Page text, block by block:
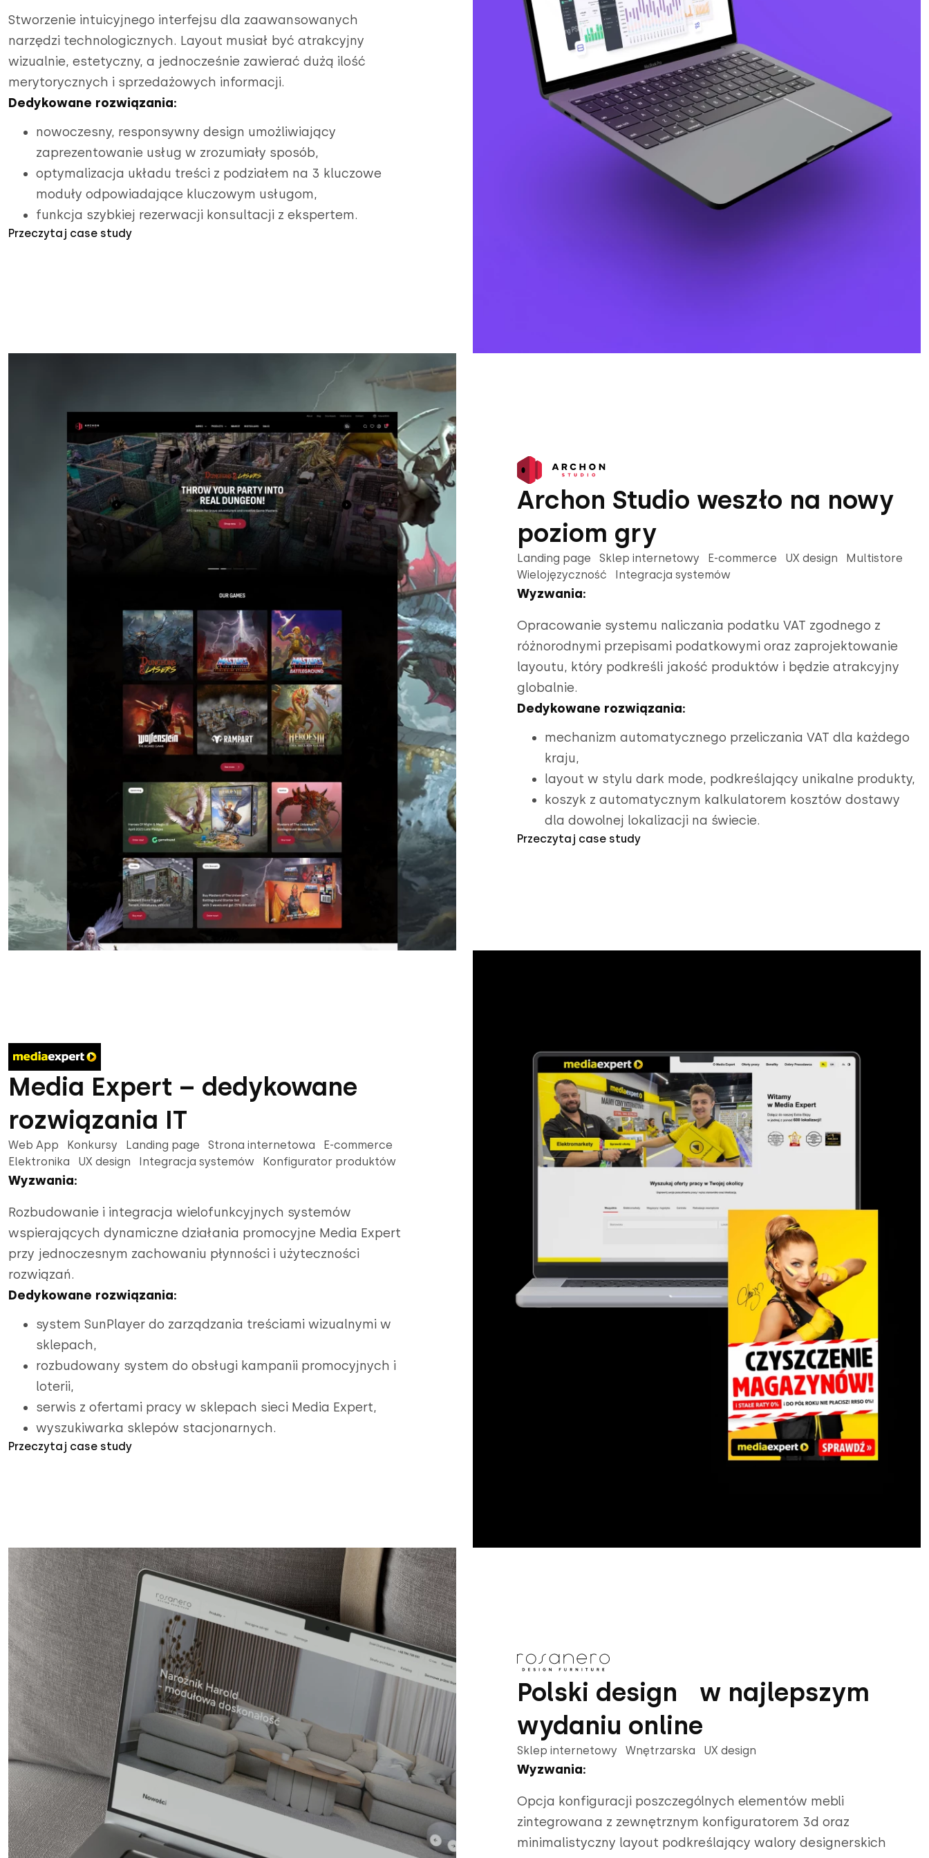
Stworzenie intuicyjnego interfejsu dla zaawansowanych
narzędzi technologicznych. Layout musiał być atrakcyjny
wizualnie, estetyczny, a jednocześnie zawierać dużą ilość
merytorycznych i sprzedażowych informacji.
Dedykowane rozwiązania:
nowoczesny, responsywny design umożliwiający
zaprezentowanie usług w zrozumiały sposób,
optymalizacja układu treści z podziałem na 3 kluczowe
moduły odpowiadające kluczowym usługom,
funkcja szybkiej rezerwacji konsultacji z ekspertem.
Przeczytaj case study
Archon Studio weszło na nowy
poziom gry
Landing page Sklep internetowy E-commerce UX design Multistore
Wielojęzyczność Integracja systemów
Wyzwania:
Opracowanie systemu naliczania podatku VAT zgodnego z
różnorodnymi przepisami podatkowymi oraz zaprojektowanie
layoutu, który podkreśli jakość produktów i będzie atrakcyjny
globalnie.
Dedykowane rozwiązania:
mechanizm automatycznego przeliczania VAT dla każdego
kraju,
layout w stylu dark mode, podkreślający unikalne produkty,
koszyk z automatycznym kalkulatorem kosztów dostawy
dla dowolnej lokalizacji na świecie.
Przeczytaj case study
Media Expert – dedykowane
rozwiązania IT
Web App Konkursy Landing page Strona internetowa E-commerce
Elektronika UX design Integracja systemów Konfigurator produktów
Wyzwania:
Rozbudowanie i integracja wielofunkcyjnych systemów
wspierających dynamiczne działania promocyjne Media Expert
przy jednoczesnym zachowaniu płynności i użyteczności
rozwiązań.
Dedykowane rozwiązania:
system SunPlayer do zarządzania treściami wizualnymi w
sklepach,
rozbudowany system do obsługi kampanii promocyjnych i
loterii,
serwis z ofertami pracy w sklepach sieci Media Expert,
wyszukiwarka sklepów stacjonarnych.
Przeczytaj case study
Polski design w najlepszym
wydaniu online
Sklep internetowy Wnętrzarska UX design
Wyzwania:
Opcja konfiguracji poszczególnych elementów mebli
zintegrowana z zewnętrznym konfiguratorem 3d oraz
minimalistyczny layout podkreślający walory designerskich